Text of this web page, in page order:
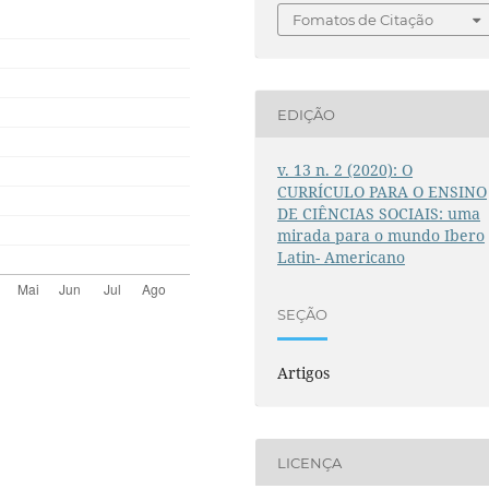
Fomatos de Citação
EDIÇÃO
v. 13 n. 2 (2020): O
CURRÍCULO PARA O ENSINO
DE CIÊNCIAS SOCIAIS: uma
mirada para o mundo Ibero
Latin- Americano
SEÇÃO
Artigos
LICENÇA